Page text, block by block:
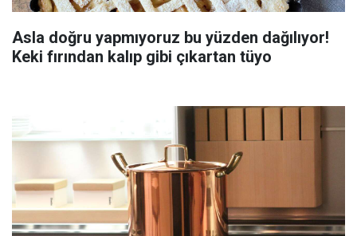
Asla doğru yapmıyoruz bu yüzden dağılıyor!
Keki fırından kalıp gibi çıkartan tüyo